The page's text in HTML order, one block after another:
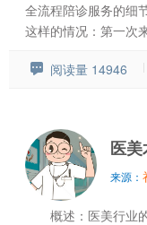
全流程陪诊服务的细
这样的情况：第一次
阅读量 14946
医
来源：
概述：医美行业的